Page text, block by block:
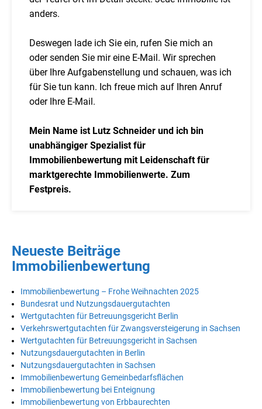
anders.
Deswegen lade ich Sie ein, rufen Sie mich an
oder senden Sie mir eine E-Mail. Wir sprechen
über Ihre Aufgabenstellung und schauen, was ich
für Sie tun kann. Ich freue mich auf Ihren Anruf
oder Ihre E-Mail.
Mein Name ist Lutz Schneider und ich bin
unabhängiger Spezialist für
Immobilienbewertung mit Leidenschaft für
marktgerechte Immobilienwerte. Zum
Festpreis.
Neueste Beiträge
Immobilienbewertung
Immobilienbewertung – Frohe Weihnachten 2025
Bundesrat und Nutzungsdauergutachten
Wertgutachten für Betreuungsgericht Berlin
Verkehrswertgutachten für Zwangsversteigerung in Sachsen
Wertgutachten für Betreuungsgericht in Sachsen
Nutzungsdauergutachten in Berlin
Nutzungsdauergutachten in Sachsen
Immobilienbewertung Gemeinbedarfsflächen
Immobilienbewertung bei Enteignung
Immobilienbewertung von Erbbaurechten